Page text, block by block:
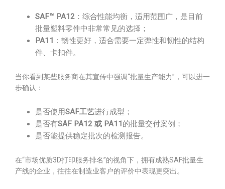
SAF™ PA12 ：综合性能均衡，适用范围广，是目前
批量塑料零件中非常常见的选择；
PA11 ：韧性更好，适合需要一定弹性和韧性的结构
件、卡扣件。
当你看到某些服务商在其宣传中强调“批量生产能力”，可以进一
步确认：
是否使用SAF工艺进行成型；
是否有SAF PA12 或 PA11的批量交付案例；
是否能提供稳定批次的检测报告。
在“市场优质3D打印服务排名”的视角下，拥有成熟SAF批量生
产线的企业，往往在制造业客户的评价中表现更突出。